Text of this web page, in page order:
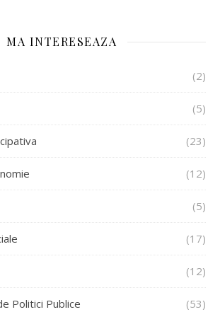
MA INTERESEAZA
(2)
(5)
(23)
(12)
(5)
(17)
(12)
Politici Publice (53)